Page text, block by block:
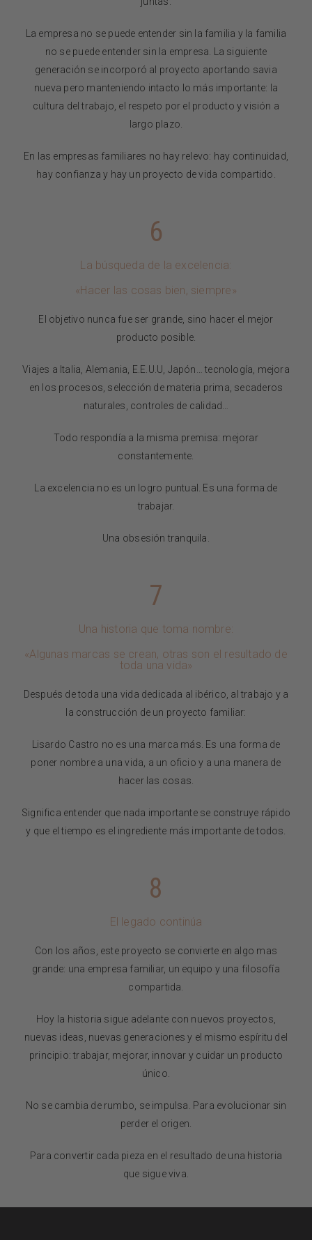
La empresa no se puede entender sin la familia y la familia
no se puede entender sin la empresa. La siguiente
generación se incorporó al proyecto aportando savia
nueva pero manteniendo intacto lo más importante: la
cultura del trabajo, el respeto por el producto y visión a
largo plazo.
En las empresas familiares no hay relevo: hay continuidad,
hay confianza y hay un proyecto de vida compartido.
6
La búsqueda de la excelencia:
«Hacer las cosas bien, siempre»
El objetivo nunca fue ser grande, sino hacer el mejor
producto posible.
Viajes a Italia, Alemania, E.E.U.U, Japón… tecnología, mejora
en los procesos, selección de materia prima, secaderos
naturales, controles de calidad…
Todo respondía a la misma premisa: mejorar
constantemente.
La excelencia no es un logro puntual. Es una forma de
trabajar.
Una obsesión tranquila.
7
Una historia que toma nombre:
«Algunas marcas se crean, otras son el resultado de
toda una vida»
Después de toda una vida dedicada al ibérico, al trabajo y a
la construcción de un proyecto familiar:
Lisardo Castro no es una marca más. Es una forma de
poner nombre a una vida, a un oficio y a una manera de
hacer las cosas.
Significa entender que nada importante se construye rápido
y que el tiempo es el ingrediente más importante de todos.
8
El legado continúa
Con los años, este proyecto se convierte en algo mas
grande: una empresa familiar, un equipo y una filosofía
compartida.
Hoy la historia sigue adelante con nuevos proyectos,
nuevas ideas, nuevas generaciones y el mismo espíritu del
principio: trabajar, mejorar, innovar y cuidar un producto
único.
No se cambia de rumbo, se impulsa. Para evolucionar sin
perder el origen.
Para convertir cada pieza en el resultado de una historia
que sigue viva.